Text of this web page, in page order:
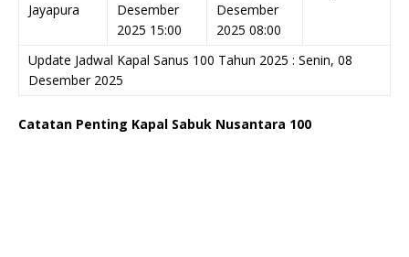
Jayapura
Desember
2025 15:00
Desember
2025 08:00
Update Jadwal Kapal Sanus 100 Tahun 2025 : Senin, 08
Desember 2025
Catatan Penting Kapal Sabuk Nusantara 100